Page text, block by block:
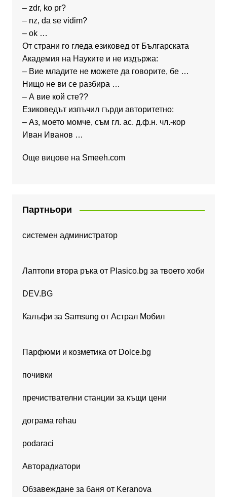
– zdr, ko pr?
– nz, da se vidim?
– ok …
От страни го гледа езиковед от Българската
Академия на Науките и не издържа:
– Вие младите не можете да говорите, бе …
Нищо не ви се разбира …
– А вие кой сте??
Езиковедът изпъчил гърди авторитетно:
– Аз, моето момче, съм гл. ас. д.ф.н. чл.-кор
Иван Иванов …
Още вицове на Smeeh.com
Партньори
системен администратор
Лаптопи втора ръка от Plasico.bg за твоето хоби
DEV.BG
Калъфи за Samsung от Астрал Мобил
Парфюми и козметика от Dolce.bg
почивки
пречиствателни станции за къщи цени
дограма rehau
podaraci
Авторадиатори
Обзавеждане за баня от Keranova